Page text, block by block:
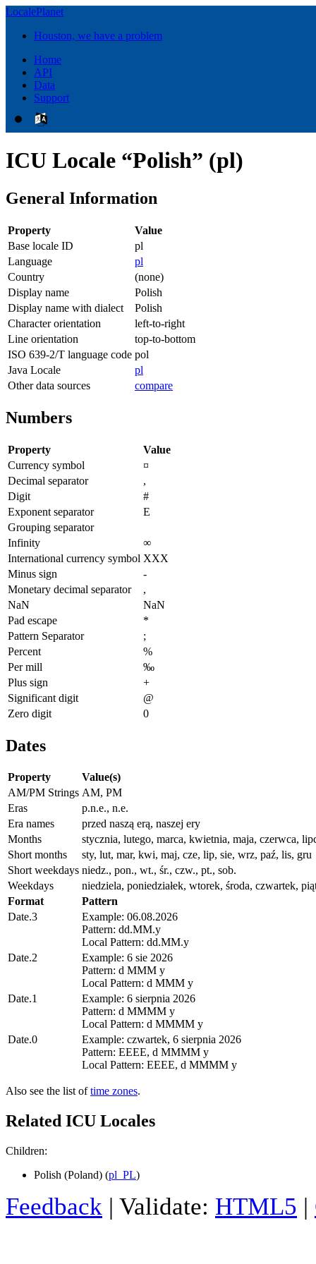
LocalePlanet
Houston, we have a problem
Home
API
Data
Support
ICU Locale “Polish” (pl)
General Information
Property
Value
Base locale ID
pl
Language
pl
Country
(none)
Display name
Polish
Display name with dialect
Polish
Character orientation
left-to-right
Line orientation
top-to-bottom
ISO 639-2/T language code pol
Java Locale
pl
Other data sources
compare
Numbers
Property
Value
Currency symbol
¤
Decimal separator
,
Digit
#
Exponent separator
E
Grouping separator
Infinity
∞
International currency symbol XXX
Minus sign
-
Monetary decimal separator
,
NaN
NaN
Pad escape
*
Pattern Separator
;
Percent
%
Per mill
‰
Plus sign
+
Significant digit
@
Zero digit
0
Dates
Property
Value(s)
AM/PM Strings AM, PM
Eras
p.n.e., n.e.
Era names
przed naszą erą, naszej ery
Months
stycznia, lutego, marca, kwietnia, maja, czerwca,
Short months
sty, lut, mar, kwi, maj, cze, lip, sie, wrz, paź, lis, gru
Short weekdays niedz., pon., wt., śr., czw., pt., sob.
Weekdays
niedziela, poniedziałek, wtorek, środa, czwartek,
Format
Pattern
Date.3
Example: 06.08.2026
Pattern: dd.MM.y
Local Pattern: dd.MM.y
Date.2
Example: 6 sie 2026
Pattern: d MMM y
Local Pattern: d MMM y
Date.1
Example: 6 sierpnia 2026
Pattern: d MMMM y
Local Pattern: d MMMM y
Date.0
Example: czwartek, 6 sierpnia 2026
Pattern: EEEE, d MMMM y
Local Pattern: EEEE, d MMMM y
Also see the list oftime zones.
Related ICU Locales
Children:
Polish (Poland) (pl_PL)
Feedback | Validate: HTML5 |